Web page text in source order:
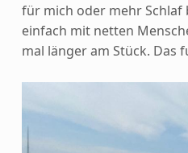
für mich oder mehr Schlaf
einfach mit netten
mal länger am Stück. Das